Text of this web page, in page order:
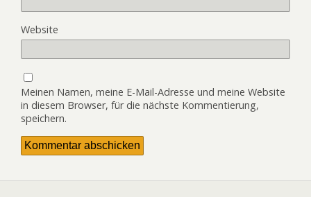
Website
Meinen Namen, meine E-Mail-Adresse und meine Website
in diesem Browser, für die nächste Kommentierung,
speichern.